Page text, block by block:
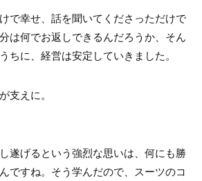
で幸せ、話を聞いてくださっただけで
は何でお返しできるんだろうか、そん
ちに、経営は安定していきました。
えに。
遂げるという強烈な思いは、何にも勝
ですね。そう学んだので、スーツのコ